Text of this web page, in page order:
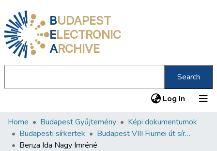
BUDAPEST
ELECTRONIC
ARCHIVE
Search
Log In (current)
Communities & Collections
All of DSpace
Home Budapest Gyűjtemény
Képi dokumentumok
Budapesti sírkertek
Budapest VIII Fiumei út sírkert 2. rész
Benza Ida Nagy Imréné